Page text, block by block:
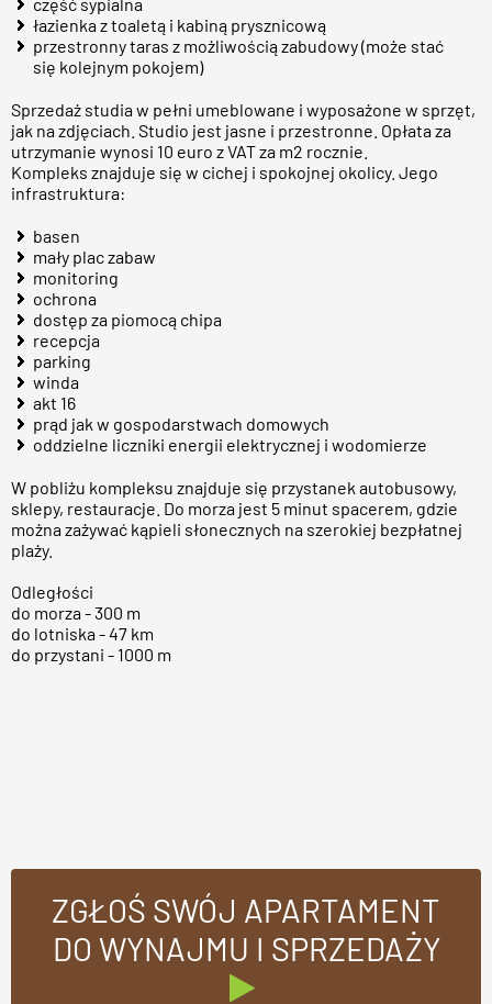
część sypialna
łazienka z toaletą i kabiną prysznicową
przestronny taras z możliwością zabudowy (może stać
się kolejnym pokojem)
Sprzedaż studia w pełni umeblowane i wyposażone w sprzęt,
jak na zdjęciach. Studio jest jasne i przestronne. Opłata za
utrzymanie wynosi 10 euro z VAT za m2 rocznie.
Kompleks znajduje się w cichej i spokojnej okolicy. Jego
infrastruktura:
basen
mały plac zabaw
monitoring
ochrona
dostęp za piomocą chipa
recepcja
parking
winda
akt 16
prąd jak w gospodarstwach domowych
oddzielne liczniki energii elektrycznej i wodomierze
W pobliżu kompleksu znajduje się przystanek autobusowy,
sklepy, restauracje. Do morza jest 5 minut spacerem, gdzie
można zażywać kąpieli słonecznych na szerokiej bezpłatnej
plaży.
Odległości
do morza - 300 m
do lotniska - 47 km
do przystani - 1000 m
ZGŁOŚ SWÓJ APARTAMENT
DO WYNAJMU I SPRZEDAŻY